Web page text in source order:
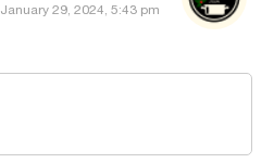
January 29, 2024, 5:43 pm